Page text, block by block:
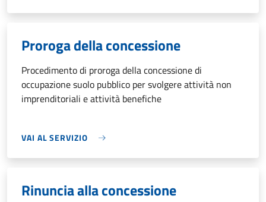
Proroga della concessione
Procedimento di proroga della concessione di
occupazione suolo pubblico per svolgere attività non
imprenditoriali e attività benefiche
VAI AL SERVIZIO
Rinuncia alla concessione